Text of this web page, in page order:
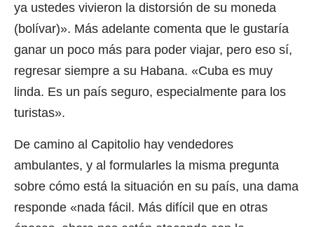
ya ustedes vivieron la distorsión de su moneda
(bolívar)». Más adelante comenta que le gustaría
ganar un poco más para poder viajar, pero eso sí,
regresar siempre a su Habana. «Cuba es muy
linda. Es un país seguro, especialmente para los
turistas».
De camino al Capitolio hay vendedores
ambulantes, y al formularles la misma pregunta
sobre cómo está la situación en su país, una dama
responde «nada fácil. Más difícil que en otras